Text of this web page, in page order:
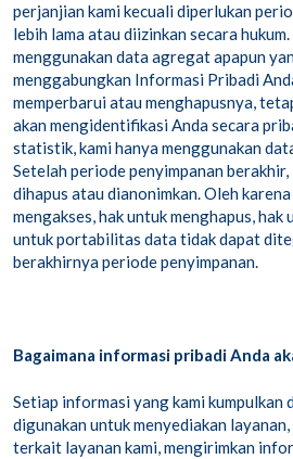
perjanjian kami kecuali diperlukan
lebih lama atau diizinkan secara
menggunakan data agregat apapun
menggabungkan Informasi Pribadi
memperbarui atau menghapusnya,
akan mengidentifikasi Anda secara
statistik, kami hanya menggunakan
Setelah periode penyimpanan
dihapus atau dianonimkan. Oleh
mengakses, hak untuk menghapus, hak
untuk portabilitas data tidak dapat
berakhirnya periode penyimpanan.
Bagaimana informasi pribadi Anda
Setiap informasi yang kami kumpulkan
digunakan untuk menyediakan
terkait layanan kami, mengirimkan